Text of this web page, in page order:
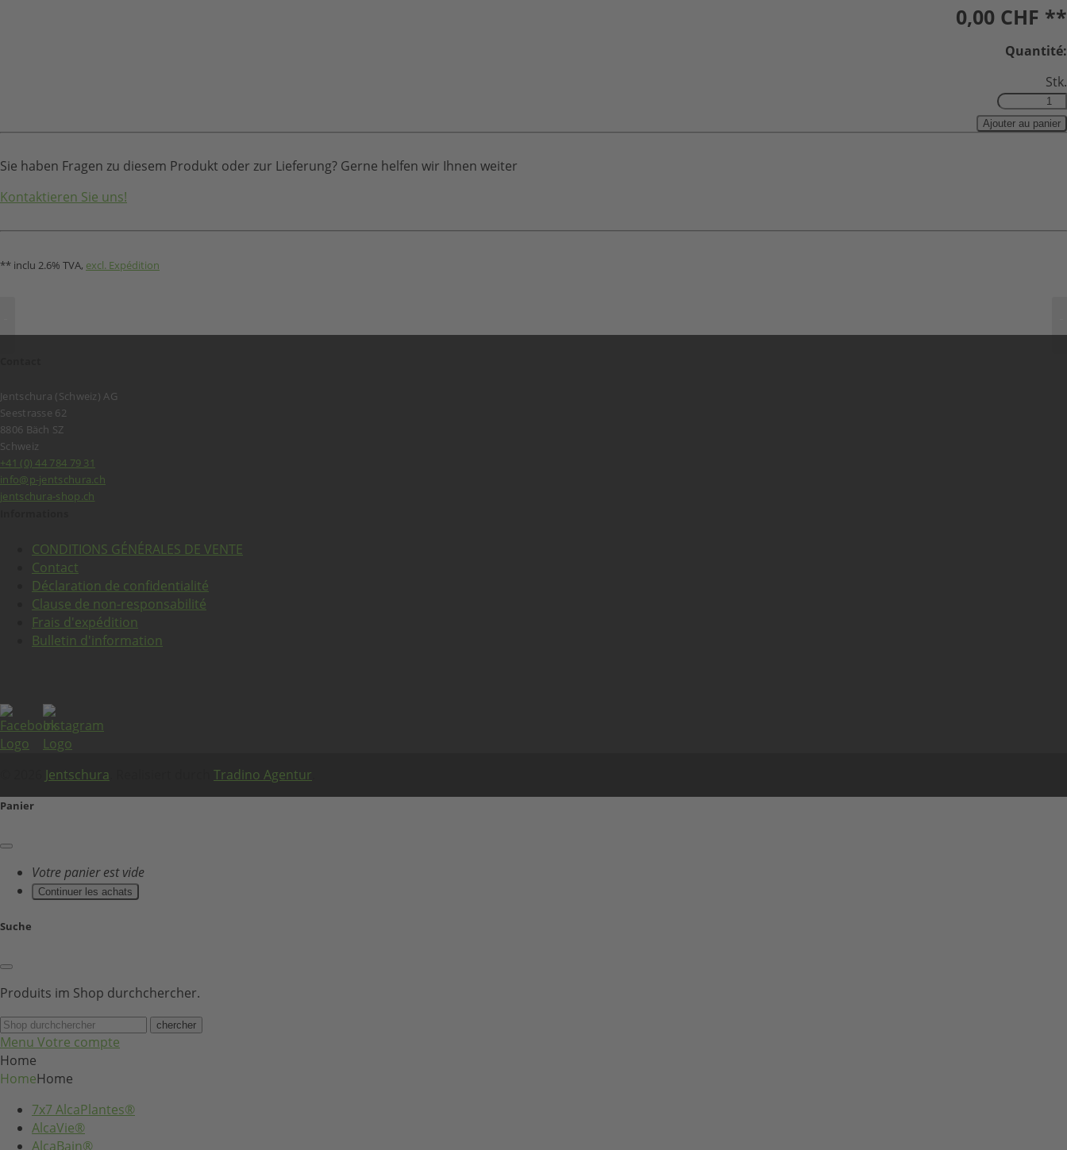
0,00 CHF **
Quantité:
Stk.
Ajouter au panier
Sie haben Fragen zu diesem Produkt oder zur Lieferung? Gerne helfen wir Ihnen weiter
Kontaktieren Sie uns!
** inclu 2.6% TVA, excl. Expédition
Jentschura (Schweiz) AG
Seestrasse 62
8806 Bäch SZ
Schweiz
+41 (0) 44 784 79 31
info@p-jentschura.ch
jentschura-shop.ch
CONDITIONS GÉNÉRALES DE VENTE
Contact
Déclaration de confidentialité
Clause de non-responsabilité
Frais d'expédition
Bulletin d'information
Jentschura Tradino Agentur
Panier
Votre panier est vide
Continuer les achats
Suche
Produits im Shop durchchercher.
chercher
Menu Votre compte
Home
HomeHome
7x7 AlcaPlantes®
AlcaVie®
AlcaBain®